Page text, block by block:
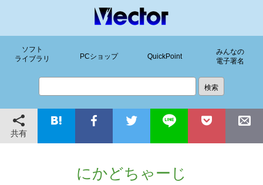
ソフト
ライブラリ
PCショップ QuickPoint
みんなの
電子署名
共有
にかどちゃーじ